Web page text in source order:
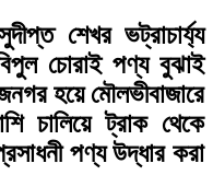
শেখর ভট্রাচার্য্য
চোরাই পণ্য বুঝাই
হয়ে মৌলভীবাজারে
চালিয়ে ট্রাক থেকে
পণ্য উদ্ধার করা